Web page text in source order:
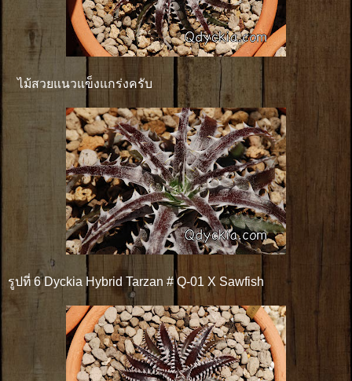
ไม้สวยแนวแข็งแกร่งครับ
รูปที่ 6 Dyckia Hybrid Tarzan # Q-01 X Sawfish